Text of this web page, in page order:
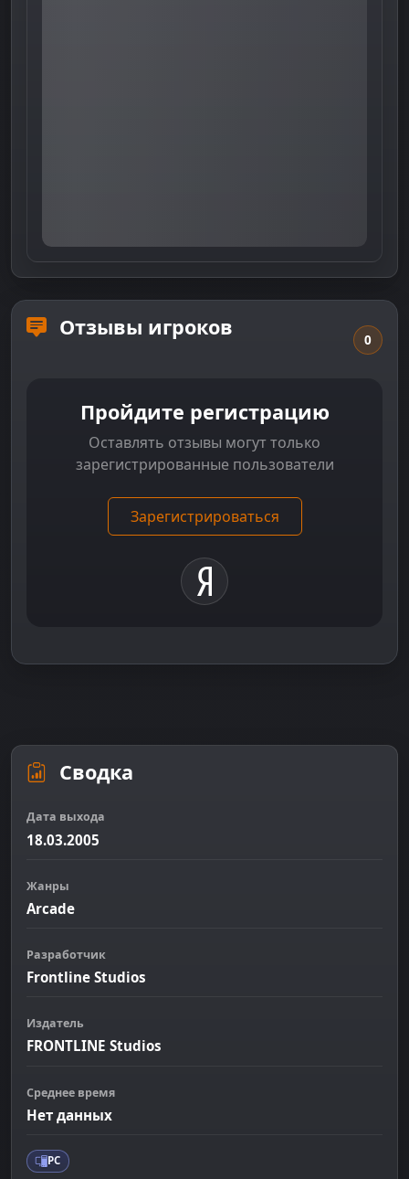
Отзывы игроков 0
Пройдите регистрацию
Оставлять отзывы могут только
зарегистрированные пользователи
Зарегистрироваться
Сводка
Дата выхода
18.03.2005
Жанры
Arcade
Разработчик
Frontline Studios
Издатель
FRONTLINE Studios
Среднее время
Нет данных
PC